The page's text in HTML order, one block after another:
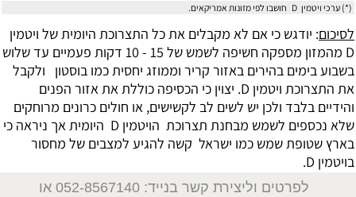
(*) ערכי ויטמין D חושבו לפי מזונות אמריקאים.
לסיכום: יודגש כי אם לא מקבלים את כל התצרוכת היומית של ויטמין
D מהמזון מספקה חשיפה לשמש של 15 - 10 דקות פעמיים עד שלוש
בשבוע בימים בהירים באזור קריר וממוזג יחסית כמו בוסטון ולקבל
את התצרוכת ויטמין D. יצוין כי הכסיפה כוללת את אזור הפנים
והידיים בלבד ולכן יש לשים לב לקשישים, או חולים כרונים מרוחקים
שלא נכספים לשמש מבחנת תצרוכת הויטמין D היומית אך ניראה כי
בארץ שטופת שמש כמו ישראל קשה להגיע למצבים של מחסור
בויטמין D.
לפרטים וליצירת קשר בנייד: 052-8567140
או